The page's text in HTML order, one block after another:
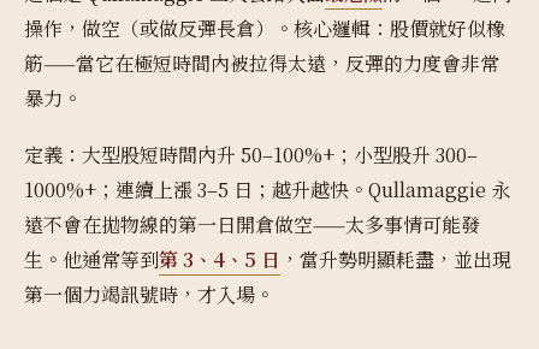
操作，做空（或做反彈長倉）。核心邏輯：股價就好似橡
筋——當它在極短時間內被拉得太遠，反彈的力度會非常
暴力。
定義：大型股短時間內升 50–100%+；小型股升 300–
1000%+；連續上漲 3–5 日；越升越快。Qullamaggie 永
遠不會在拋物線的第一日開倉做空——太多事情可能發
生。他通常等到第 3、4、5 日 ，當升勢明顯耗盡，並出現
第一個力竭訊號時，才入場。